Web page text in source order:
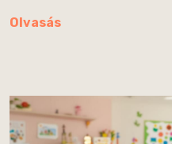
Olvasás